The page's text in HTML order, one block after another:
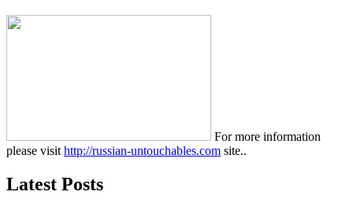
For more information
please visit http://russian-untouchables.com site..
Latest Posts